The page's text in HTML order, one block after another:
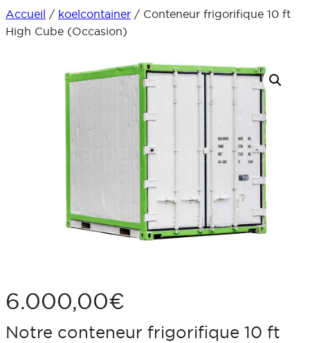
Aller
au
contenu
Accueil / koelcontainer / Conteneur frigorifique 10 ft
High Cube (Occasion)
6.000,00€
Notre conteneur frigorifique 10 ft